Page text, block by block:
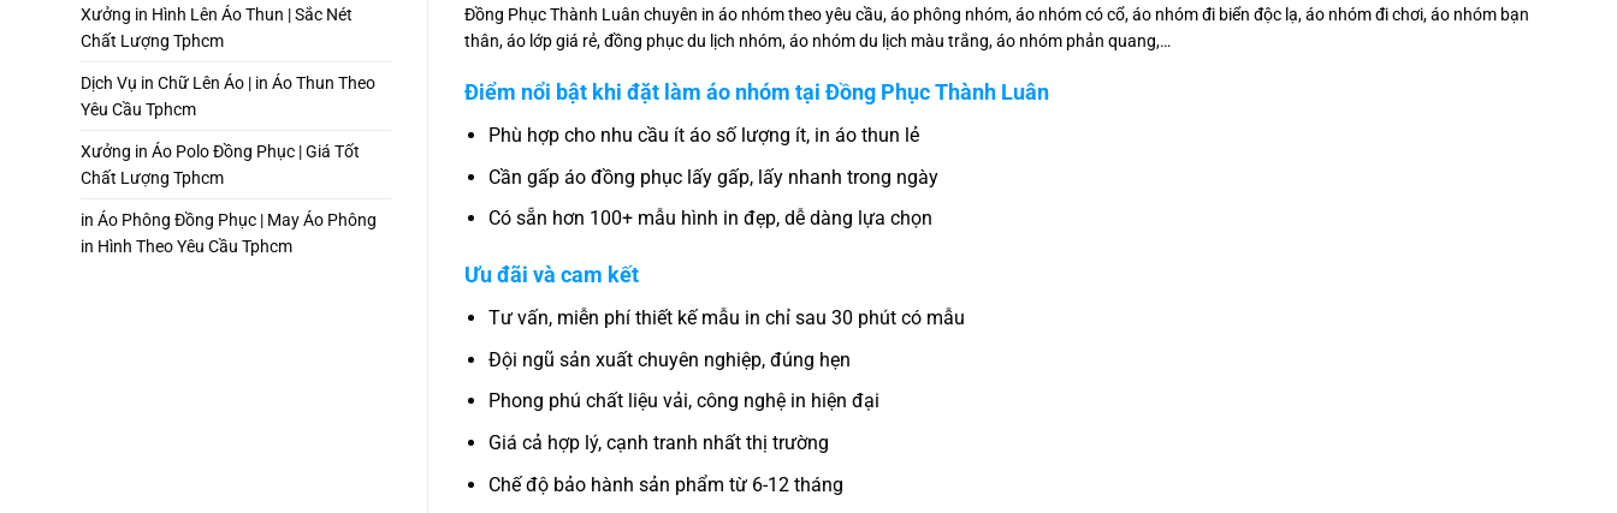
Xưởng in Hình Lên Áo Thun | Sắc Nét
Chất Lượng Tphcm
Dịch Vụ in Chữ Lên Áo | in Áo Thun Theo
Yêu Cầu Tphcm
Xưởng in Áo Polo Đồng Phục | Giá Tốt
Chất Lượng Tphcm
in Áo Phông Đồng Phục | May Áo Phông
in Hình Theo Yêu Cầu Tphcm
Đồng Phục Thành Luân chuyên in áo nhóm theo yêu cầu, áo phông nhóm, áo nhóm có cổ, áo nhóm đi biển độc lạ, áo nhóm đi chơi, áo nhóm bạn
thân, áo lớp giá rẻ, đồng phục du lịch nhóm, áo nhóm du lịch màu trắng, áo nhóm phản quang,…
Điểm nổi bật khi đặt làm áo nhóm tại Đồng Phục Thành Luân
Phù hợp cho nhu cầu ít áo số lượng ít, in áo thun lẻ
Cần gấp áo đồng phục lấy gấp, lấy nhanh trong ngày
Có sẵn hơn 100+ mẫu hình in đẹp, dễ dàng lựa chọn
Ưu đãi và cam kết
Tư vấn, miễn phí thiết kế mẫu in chỉ sau 30 phút có mẫu
Đội ngũ sản xuất chuyên nghiệp, đúng hẹn
Phong phú chất liệu vải, công nghệ in hiện đại
Giá cả hợp lý, cạnh tranh nhất thị trường
Chế độ bảo hành sản phẩm từ 6-12 tháng